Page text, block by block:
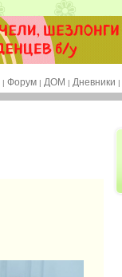
| Форум | ДОМ | Дневники |